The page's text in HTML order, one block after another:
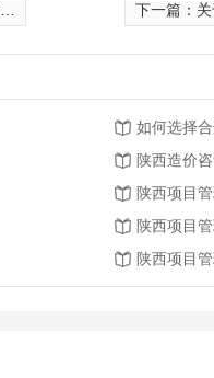
下一篇： 关
如何选择
陕西造价
陕西项目
陕西项目
陕西项目